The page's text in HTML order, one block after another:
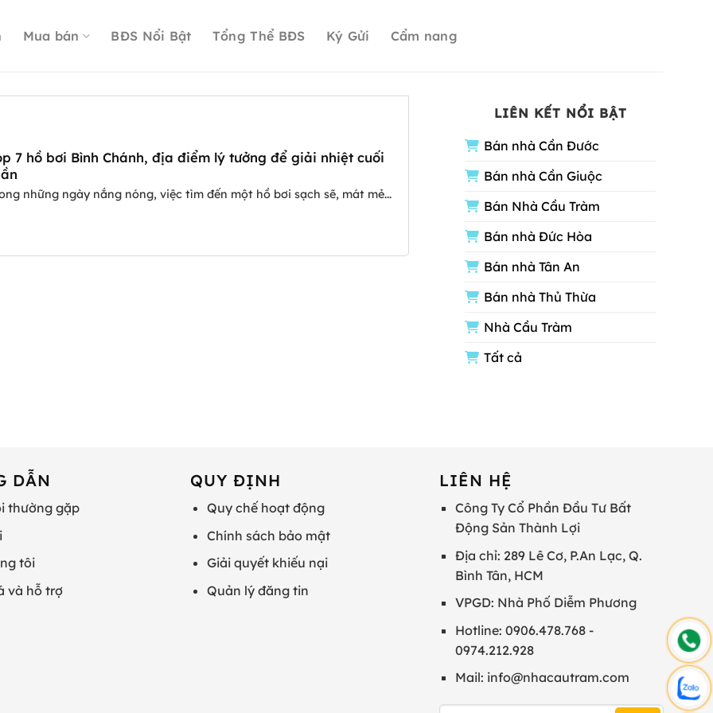
Mua bán BĐS Nổi Bật Tổng Thể BĐS Ký Gửi Cẩm nang
7 hồ bơi Bình Chánh, địa điểm lý tưởng để giải nhiệt cuối
những ngày nắng nóng, việc tìm đến một hồ bơi sạch sẽ, mát mẻ...
LIÊN KẾT NỔI BẬT
Bán nhà Cần Đước
Bán nhà Cần Giuộc
Bán Nhà Cầu Tràm
Bán nhà Đức Hòa
Bán nhà Tân An
Bán nhà Thủ Thừa
Nhà Cầu Tràm
Tất cả
DẪN
thường gặp
tôi
và hỗ trợ
QUY ĐỊNH
Quy chế hoạt động
Chính sách bảo mật
Giải quyết khiếu nại
Quản lý đăng tin
LIÊN HỆ
Công Ty Cổ Phần Đầu Tư Bất
Động Sản Thành Lợi
Địa chỉ: 289 Lê Cơ, P.An Lạc, Q.
Bình Tân, HCM
VPGD: Nhà Phố Diễm Phương
Hotline: 0906.478.768 -
0974.212.928
Mail: info@nhacautram.com